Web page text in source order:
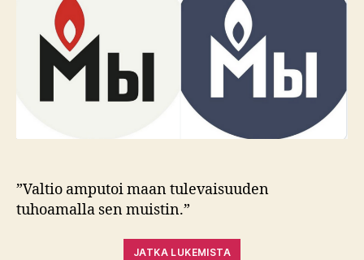
”Valtio amputoi maan tulevaisuuden
tuhoamalla sen muistin.”
JATKA LUKEMISTA